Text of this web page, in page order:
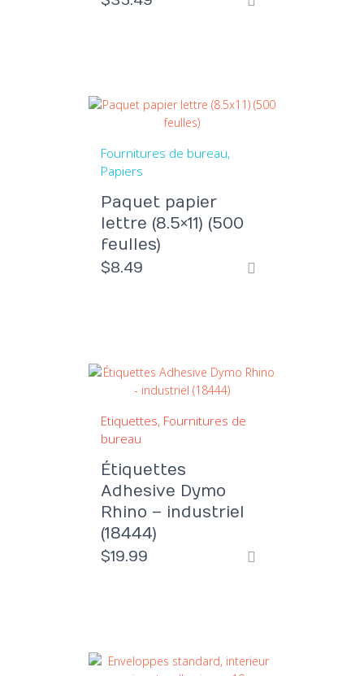
Fournitures de bureau
Papiers
Paquet papier
lettre (8.5×11) (500
feulles)
$8.49
Etiquettes Fournitures de
bureau
Étiquettes
Adhesive Dymo
Rhino – industriel
(18444)
$19.99